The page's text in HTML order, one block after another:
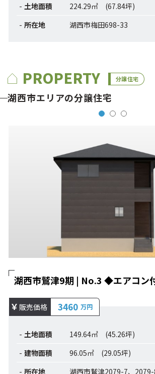
土地面積
224.29㎡ (67.84坪)
所在地
湖西市梅田698-33
PROPERTY 分譲住宅
湖西市エリアの分譲住宅
湖西市鷲津9期 | No.3 ◆エアコン
販売価格 3460 万円
土地面積
149.64㎡ (45.26坪)
建物面積
96.05㎡ (29.05坪)
所在地
湖西市鷲津2079-7、